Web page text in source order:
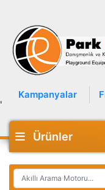
Kampanyalar
'
Ürünler